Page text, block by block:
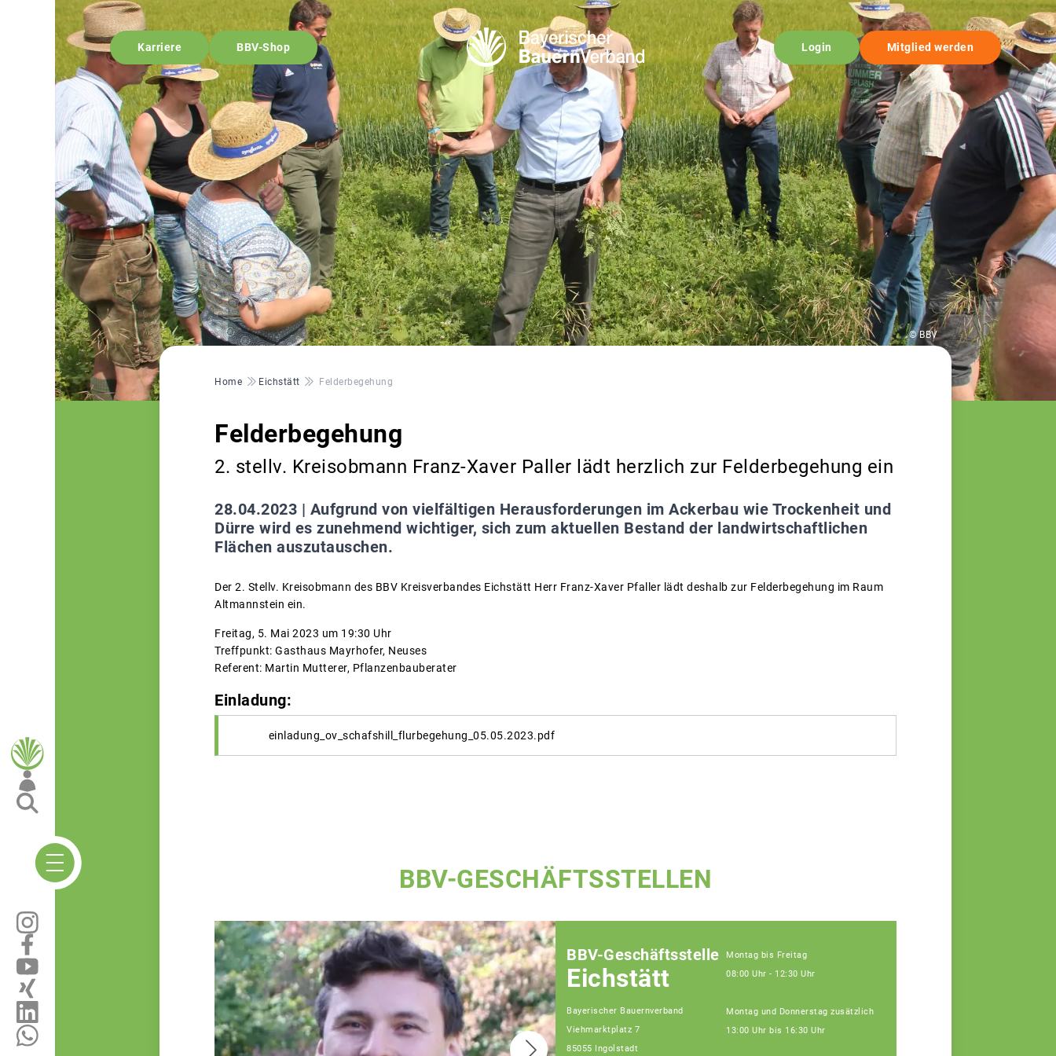
Karriere BBV-Shop Login Mitglied werden
© BBV
Pfadnavigation
Home Eichstätt Felderbegehung
Felderbegehung
2. stellv. Kreisobmann Franz-Xaver Paller lädt herzlich zur Felderbegehung ein
28.04.2023 | Aufgrund von vielfältigen Herausforderungen im Ackerbau wie Trockenheit und
Dürre wird es zunehmend wichtiger, sich zum aktuellen Bestand der landwirtschaftlichen
Flächen auszutauschen.
Der 2. Stellv. Kreisobmann des BBV Kreisverbandes Eichstätt Herr Franz-Xaver Pfaller lädt deshalb zur Felderbegehung im Raum
Altmannstein ein.
Freitag, 5. Mai 2023 um 19:30 Uhr
Treffpunkt: Gasthaus Mayrhofer, Neuses
Referent: Martin Mutterer, Pflanzenbauberater
Einladung:
einladung_ov_schafshill_flurbegehung_05.05.2023.pdf
BBV-GESCHÄFTSSTELLEN
BBV-Geschäftsstelle
Eichstätt
Bayerischer Bauernverband
Viehmarktplatz 7
85055 Ingolstadt
Montag bis Freitag
08:00 Uhr - 12:30 Uhr
Montag und Donnerstag zusätzlich
13:00 Uhr bis 16:30 Uhr